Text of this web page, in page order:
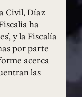
Civil, Díaz
ha
y la Fiscalía
por parte
acerca
las